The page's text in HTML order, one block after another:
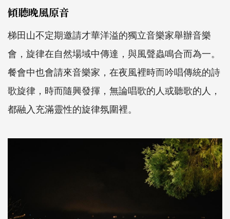
傾聽晚風原音
梯田山不定期邀請才華洋溢的獨立音樂家舉辦音樂
會，旋律在自然場域中傳達，與風聲蟲鳴合而為一。
餐會中也會請來音樂家，在夜風裡時而吟唱傳統的詩
歌旋律，時而隨興發揮，無論唱歌的人或聽歌的人，
都融入充滿靈性的旋律氛圍裡。